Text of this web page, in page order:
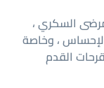
السكري ،
، وخاصة
القدم